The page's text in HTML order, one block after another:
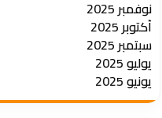
نوفمبر 2025
أكتوبر 2025
سبتمبر 2025
يوليو 2025
يونيو 2025